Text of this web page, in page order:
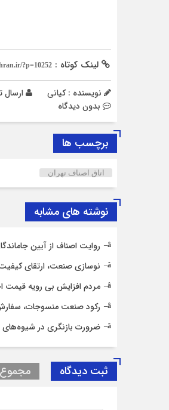
لینک کوتاه : ?p=10252
نویسنده : کیانی
بدون دیدگاه
برچسب ها
اتاق اصناف تهران
نوشته های مشابه
روایت اصناف از آیین
نوسازی صنعت، ارتقای
مردم افزایش بی رویه قیمت
رکود صنعت منسوجات،
ضرورت بازنگری در شیوه‌های
ثبت دیدگاه مجموع